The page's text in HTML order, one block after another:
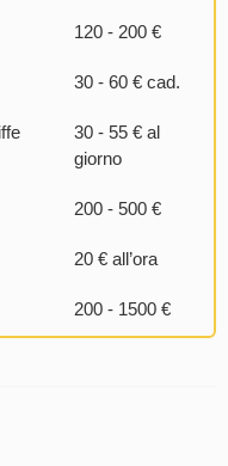
120 - 200 €
30 - 60 € cad.
30 - 55 € al
giorno
200 - 500 €
20 € all’ora
200 - 1500 €